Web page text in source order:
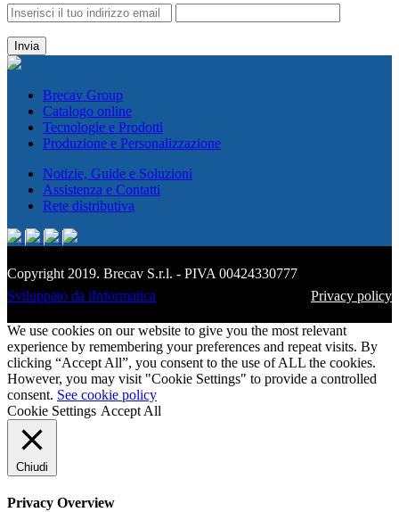
Brecav Group
Catalogo online
Tecnologie e Prodotti
Produzione e Personalizzazione
Notizie, Guide e Soluzioni
Assistenza e Contatti
Rete distributiva
Copyright 2019. Brecav S.r.l. - PIVA 00424330777
Sviluppato da iInformatica
Privacy policy
We use cookies on our website to give you the most relevant
experience by remembering your preferences and repeat visits. By
clicking “Accept All”, you consent to the use of ALL the cookies.
However, you may visit "Cookie Settings" to provide a controlled
consent. See cookie policy
Cookie Settings Accept All
Chiudi
Privacy Overview